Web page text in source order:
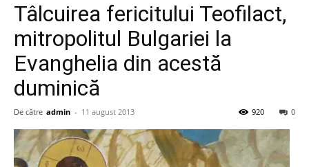
Tâlcuirea fericitului Teofilact,
mitropolitul Bulgariei la
Evanghelia din acestă
duminică
De către admin - 11 august 2013 0
920